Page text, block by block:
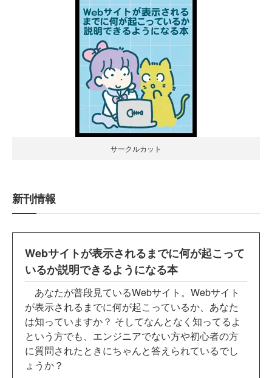
サークルカット
新刊情報
Webサイトが表示されるまでに何が起こって
いるか説明できるようになる本
あなたが普段見ているWebサイト。Webサイト
が表示されるまでに何が起こっているか、あなた
は知っていますか？ そしてなんとなく知ってるよ
という方でも、エンジニアでない方や初心者の方
に質問されたときにちゃんと答えられているでし
ょうか？